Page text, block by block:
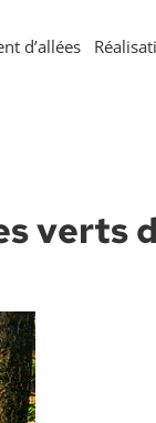
d’allées
verts